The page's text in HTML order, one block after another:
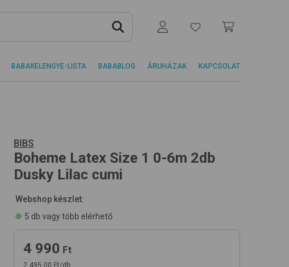
BABAKELENGYE-LISTA BABABLOG ÁRUHÁZAK KAPCSOLAT
BIBS
Boheme Latex Size 1 0-6m 2db
Dusky Lilac cumi
Webshop készlet:
5 db vagy több elérhető
4 990 Ft
2 495,00 Ft/db